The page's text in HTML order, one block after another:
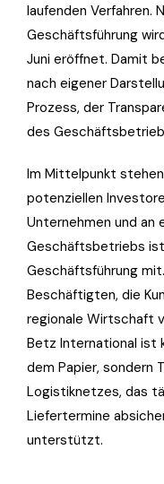
laufenden Verfahren.
Geschäftsführung
Juni eröffnet. Damit
nach eigener
Prozess, der
des
Im Mittelpunkt
potenziellen
Unternehmen und an
Geschäftsbetriebs
Geschäftsführung
Beschäftigten, die
regionale Wirtschaft
Betz International ist
dem Papier, sondern
Logistiknetzes, das
Liefertermine
unterstützt.